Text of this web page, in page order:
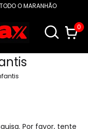
O MARANHÃO
0
Por favor, tente